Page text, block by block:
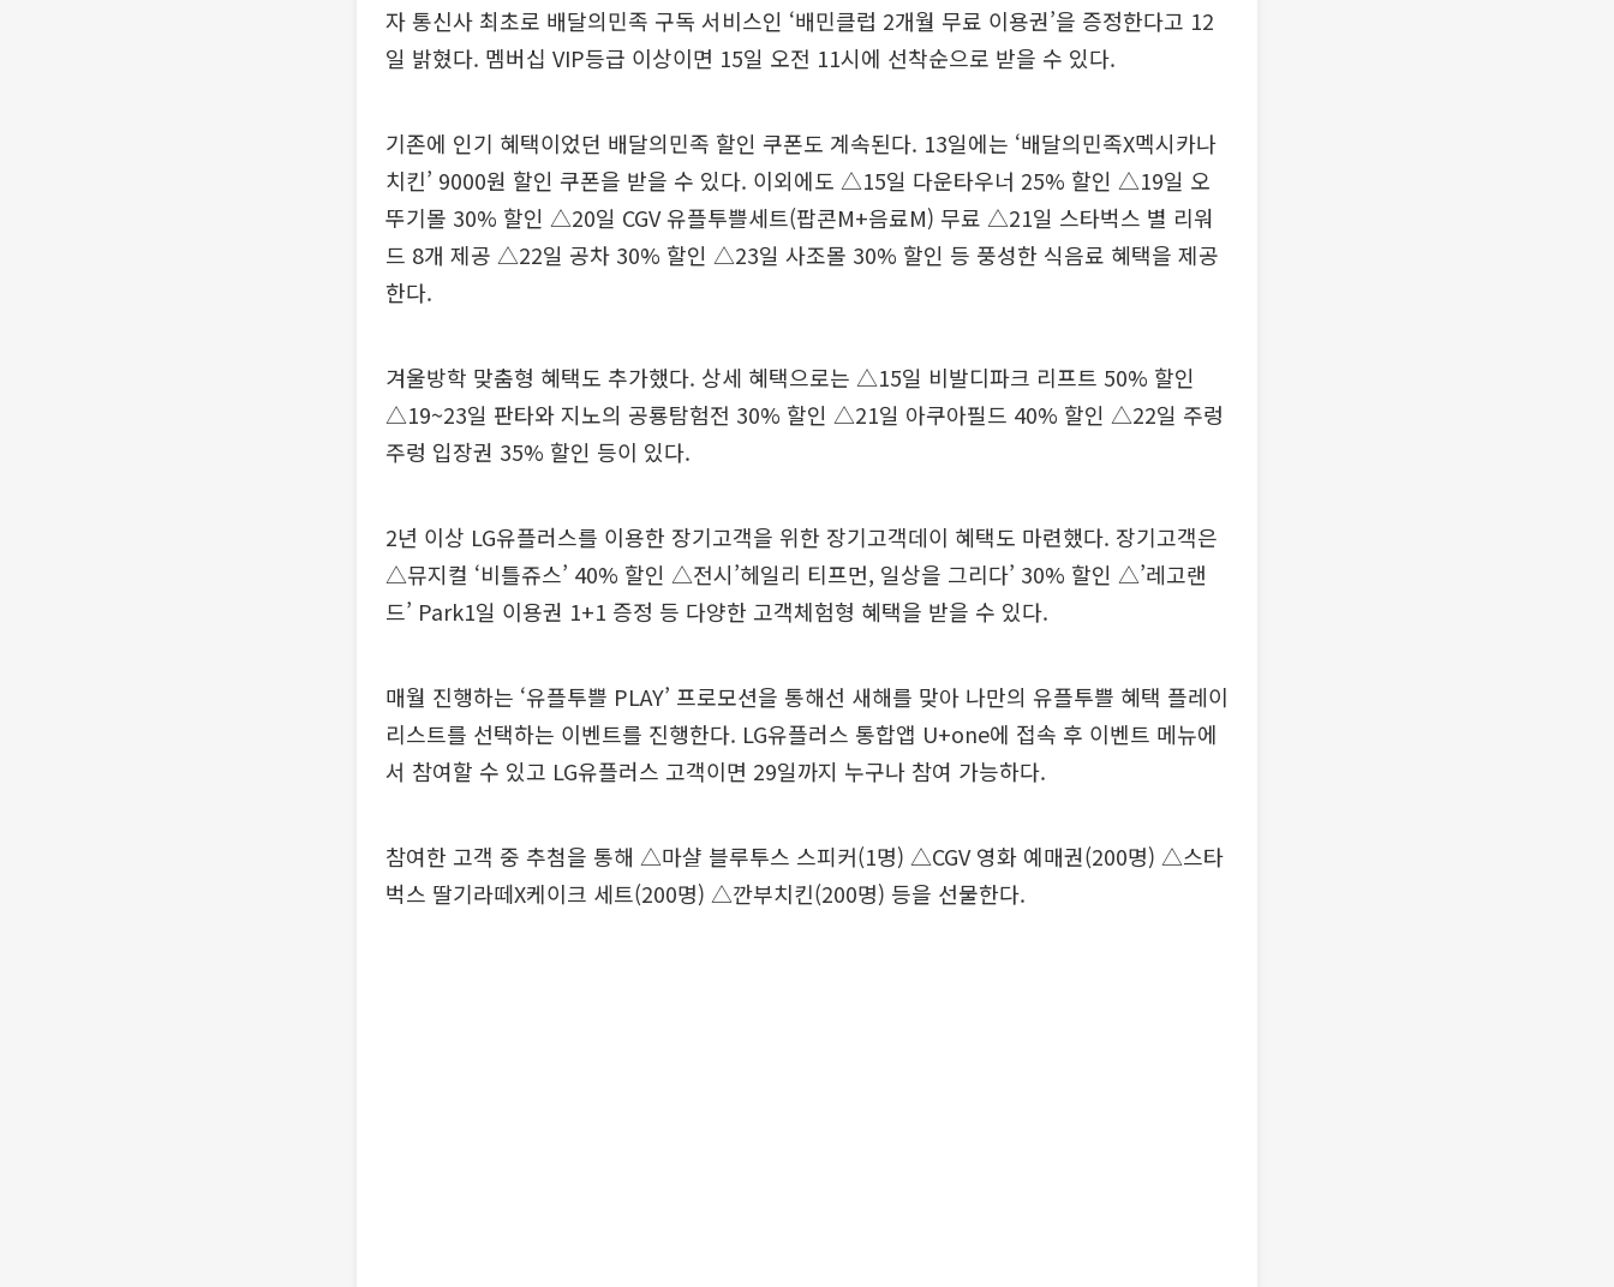
자 통신사 최초로 배달의민족 구독 서비스인 ‘배민클럽 2개월 무료 이용권’을 증정한다고 12
일 밝혔다. 멤버십 VIP등급 이상이면 15일 오전 11시에 선착순으로 받을 수 있다.
기존에 인기 혜택이었던 배달의민족 할인 쿠폰도 계속된다. 13일에는 ‘배달의민족X멕시카나
치킨’ 9000원 할인 쿠폰을 받을 수 있다. 이외에도 △15일 다운타우너 25% 할인 △19일 오
뚜기몰 30% 할인 △20일 CGV 유플투쁠세트(팝콘M+음료M) 무료 △21일 스타벅스 별 리워
드 8개 제공 △22일 공차 30% 할인 △23일 사조몰 30% 할인 등 풍성한 식음료 혜택을 제공
한다.
겨울방학 맞춤형 혜택도 추가했다. 상세 혜택으로는 △15일 비발디파크 리프트 50% 할인
△19~23일 판타와 지노의 공룡탐험전 30% 할인 △21일 아쿠아필드 40% 할인 △22일 주렁
주렁 입장권 35% 할인 등이 있다.
2년 이상 LG유플러스를 이용한 장기고객을 위한 장기고객데이 혜택도 마련했다. 장기고객은
△뮤지컬 ‘비틀쥬스’ 40% 할인 △전시’헤일리 티프먼, 일상을 그리다’ 30% 할인 △’레고랜
드’ Park1일 이용권 1+1 증정 등 다양한 고객체험형 혜택을 받을 수 있다.
매월 진행하는 ‘유플투쁠 PLAY’ 프로모션을 통해선 새해를 맞아 나만의 유플투쁠 혜택 플레이
리스트를 선택하는 이벤트를 진행한다. LG유플러스 통합앱 U+one에 접속 후 이벤트 메뉴에
서 참여할 수 있고 LG유플러스 고객이면 29일까지 누구나 참여 가능하다.
참여한 고객 중 추첨을 통해 △마샬 블루투스 스피커(1명) △CGV 영화 예매권(200명) △스타
벅스 딸기라떼X케이크 세트(200명) △깐부치킨(200명) 등을 선물한다.